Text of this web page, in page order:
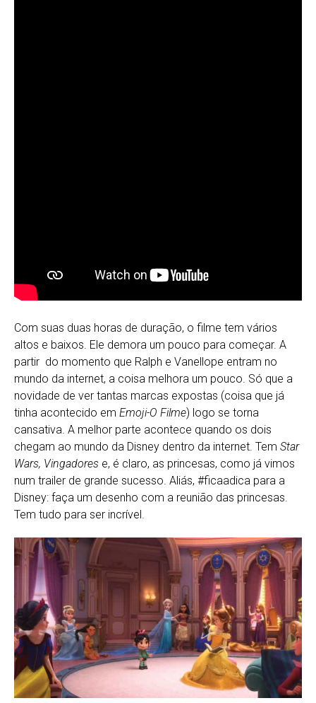
Com suas duas horas de duração, o filme tem vários
altos e baixos. Ele demora um pouco para começar. A
partir do momento que Ralph e Vanellope entram no
mundo da internet, a coisa melhora um pouco. Só que a
novidade de ver tantas marcas expostas (coisa que já
tinha acontecido em Emoji-O Filme) logo se torna
cansativa. A melhor parte acontece quando os dois
chegam ao mundo da Disney dentro da internet. Tem Star
Wars, Vingadores e, é claro, as princesas, como já vimos
num trailer de grande sucesso. Aliás, #ficaadica para a
Disney: faça um desenho com a reunião das princesas.
Tem tudo para ser incrível.